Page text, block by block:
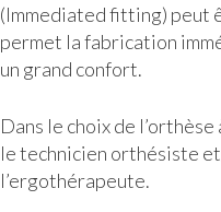
(Immediated fitting) peut
permet la fabrication
un grand confort.
Dans le choix de
le technicien orthésiste
l’ergothérapeute.